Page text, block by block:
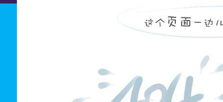
电子邮箱：
7*24h咨询电话：